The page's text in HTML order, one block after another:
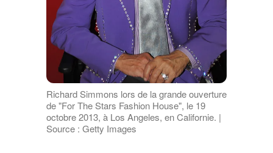
Richard Simmons lors de la grande ouverture
de "For The Stars Fashion House", le 19
octobre 2013, à Los Angeles, en Californie. |
Source : Getty Images